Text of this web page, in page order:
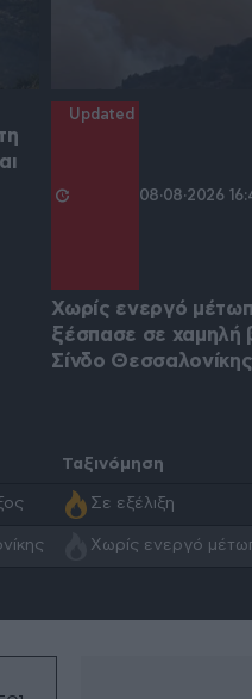
Updated
08·08·2026
Χωρίς ενεργό
ξέσπασε σε χαμηλή
Σίνδο Θεσσαλονίκης
Ταξινόμηση
Σε εξέλιξη
Χωρίς ενεργό